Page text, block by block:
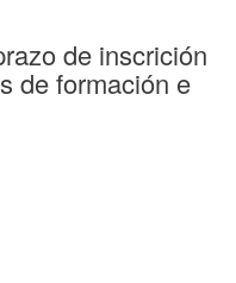
de inscrición
de formación e